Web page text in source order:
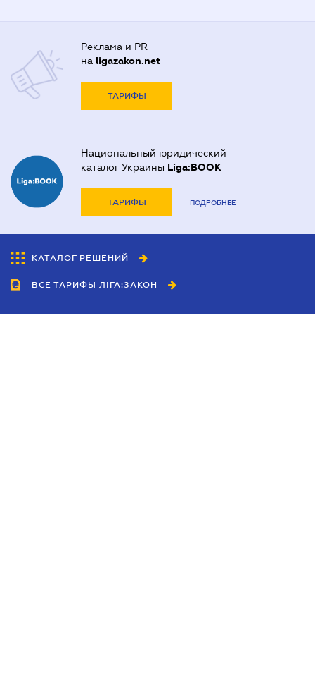
Реклама и PR
на ligazakon.net
ТАРИФЫ
Национальный юридический
каталог Украины Liga:BOOK
ТАРИФЫ ПОДРОБНЕЕ
КАТАЛОГ РЕШЕНИЙ
ВСЕ ТАРИФЫ ЛІГА:ЗАКОН